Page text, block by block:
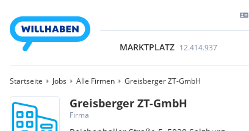
MARKTPLATZ 12.414.937
Startseite Jobs Alle Firmen Greisberger ZT-GmbH
Greisberger ZT-GmbH
Firma